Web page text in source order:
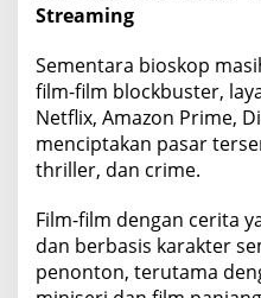
Streaming
Sementara bioskop
film-film blockbuster,
Netflix, Amazon Prime,
menciptakan pasar
thriller, dan crime.
Film-film dengan cerita
dan berbasis karakter
penonton, terutama